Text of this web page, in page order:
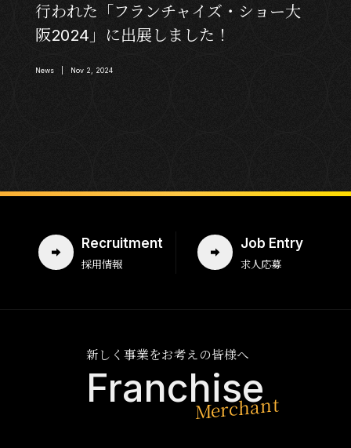
行われた「フランチャイズ・ショー大
阪2024」に出展しました！
News | Nov 2, 2024
Recruitment
採用情報
Job Entry
求人応募
新しく事業をお考えの皆様へ
Franchise